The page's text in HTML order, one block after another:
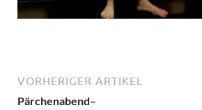
VORHERIGER ARTIKEL
Pärchenabend–